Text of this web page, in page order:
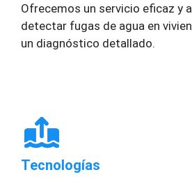
Ofrecemos un servicio eficaz y
detectar fugas de agua en
un diagnóstico detallado.
Tecnologías